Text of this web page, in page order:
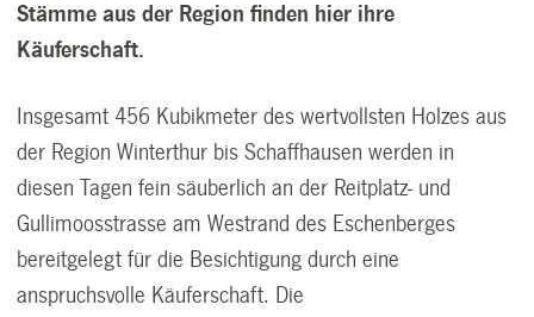
Stämme aus der Region finden hier ihre
Käuferschaft.
Insgesamt 456 Kubikmeter des wertvollsten Holzes aus
der Region Winterthur bis Schaffhausen werden in
diesen Tagen fein säuberlich an der Reitplatz- und
Gullimoosstrasse am Westrand des Eschenberges
bereitgelegt für die Besichtigung durch eine
anspruchsvolle Käuferschaft. Die